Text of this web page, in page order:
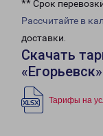
** Срок
Рассчитайте в
доставки.
Скачать
«Егорьевск»
Тарифы на